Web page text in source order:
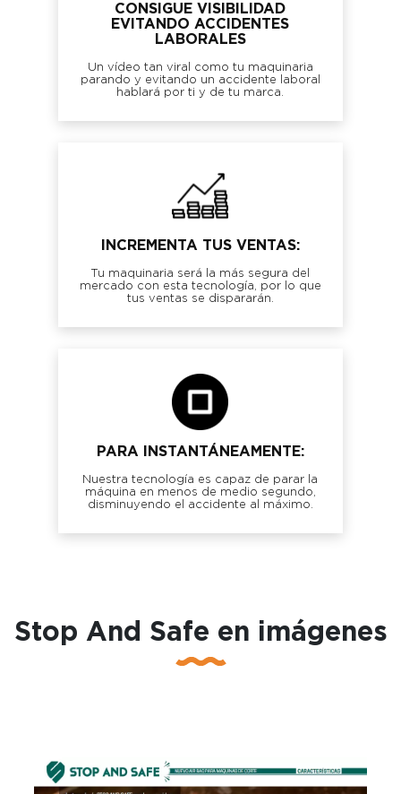
CONSIGUE VISIBILIDAD
EVITANDO ACCIDENTES
LABORALES
Un vídeo tan viral como tu maquinaria
parando y evitando un accidente laboral
hablará por ti y de tu marca.
INCREMENTA TUS VENTAS:
Tu maquinaria será la más segura del
mercado con esta tecnología, por lo que
tus ventas se dispararán.
PARA INSTANTÁNEAMENTE:
Nuestra tecnología es capaz de parar la
máquina en menos de medio segundo,
disminuyendo el accidente al máximo.
Stop And Safe en imágenes